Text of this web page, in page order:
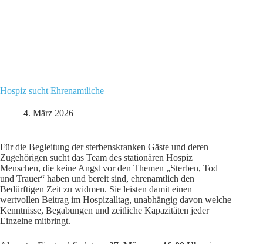
Hospiz sucht Ehrenamtliche
4. März 2026
Für die Begleitung der sterbenskranken Gäste und deren
Zugehörigen sucht das Team des stationären Hospiz
Menschen, die keine Angst vor den Themen „Sterben, Tod
und Trauer“ haben und bereit sind, ehrenamtlich den
Bedürftigen Zeit zu widmen. Sie leisten damit einen
wertvollen Beitrag im Hospizalltag, unabhängig davon welche
Kenntnisse, Begabungen und zeitliche Kapazitäten jeder
Einzelne mitbringt.